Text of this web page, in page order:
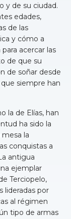
y de su ciudad.
edades,
de las
y cómo a
acercar las
de que su
de soñar desde
siempre han
la de Elías, han
ha sido la
la
conquistas a
antigua
ejemplar
Terciopelo,
lideradas por
al régimen
tipo de armas